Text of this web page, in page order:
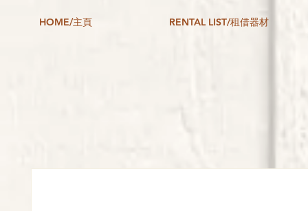
HOME/主頁 RENTAL LIST/租借器材